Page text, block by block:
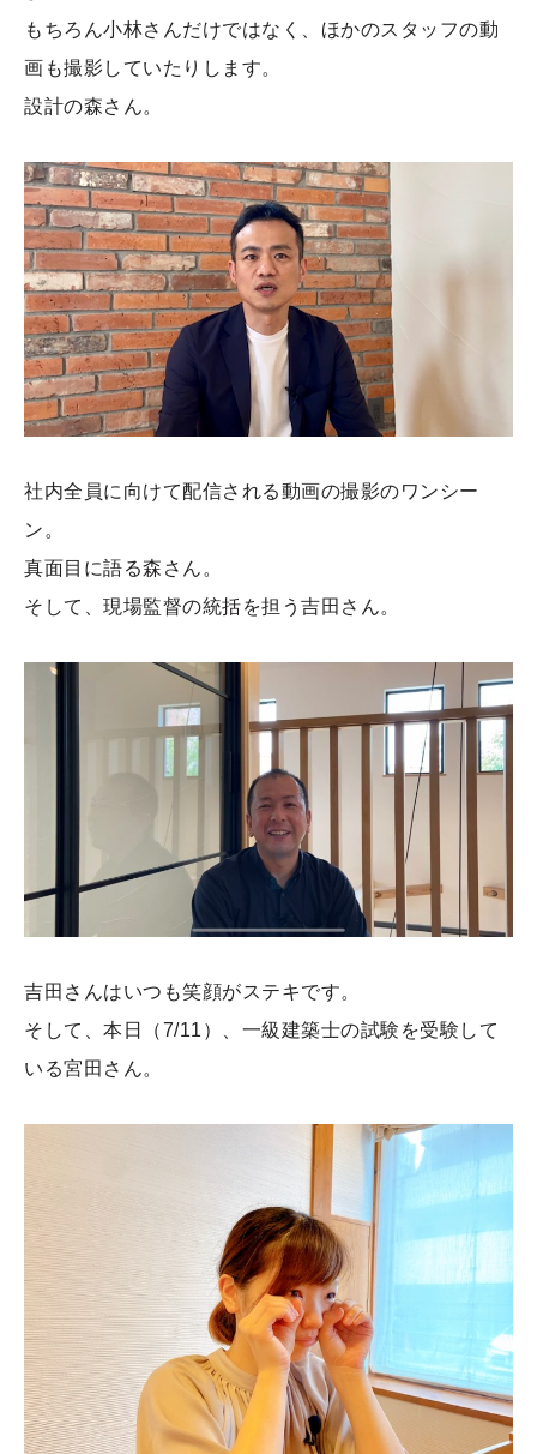
もちろん小林さんだけではなく、ほかのスタッフの動
画も撮影していたりします。
設計の森さん。
社内全員に向けて配信される動画の撮影のワンシー
ン。
真面目に語る森さん。
そして、現場監督の統括を担う吉田さん。
吉田さんはいつも笑顔がステキです。
そして、本日（7/11）、一級建築士の試験を受験して
いる宮田さん。